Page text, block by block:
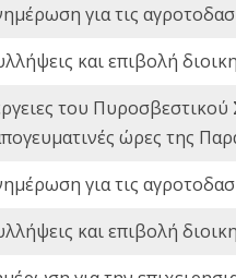
για τις
και επιβολή
του
ώρες της
για τις
και επιβολή